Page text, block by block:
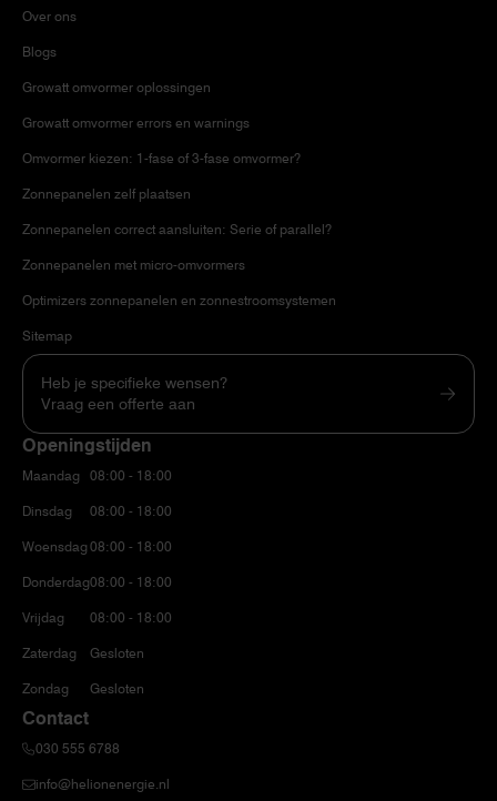
Over ons
Blogs
Growatt omvormer oplossingen
Growatt omvormer errors en warnings
Omvormer kiezen: 1-fase of 3-fase omvormer?
Zonnepanelen zelf plaatsen
Zonnepanelen correct aansluiten: Serie of parallel?
Zonnepanelen met micro-omvormers
Optimizers zonnepanelen en zonnestroomsystemen
Sitemap
Heb je specifieke wensen?
Vraag een offerte aan
Openingstijden
Maandag
Dinsdag
Woensdag
Donderdag
Vrijdag
Zaterdag
Zondag
08:00 - 18:00
08:00 - 18:00
08:00 - 18:00
08:00 - 18:00
08:00 - 18:00
Gesloten
Gesloten
Contact
030 555 6788
info@helionenergie.nl